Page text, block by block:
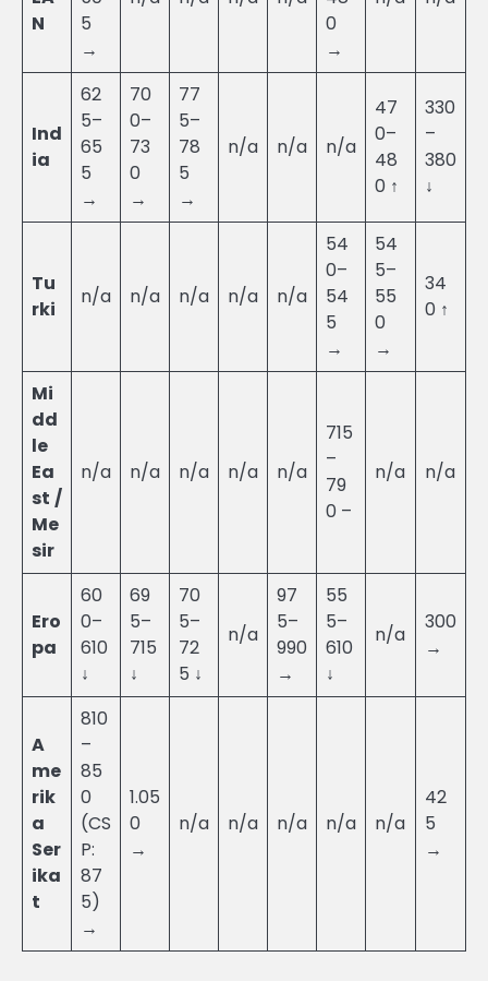
N
5
→
0
→
Ind
ia
62
5–
65
5
→
70
0–
73
0
→
77
5–
78
5
→
n/a n/a n/a
47
0–
48
0 ↑
330
–
380
↓
Tu
rki
n/a n/a n/a n/a n/a
54
0–
54
5
→
54
5–
55
0
→
34
0 ↑
Mi
dd
le
Ea
st /
Me
sir
n/a n/a n/a n/a n/a
715
–
79
0 –
n/a n/a
Ero
pa
60
0–
610
↓
69
5–
715
↓
70
5–
72
5 ↓
n/a
97
5–
990
→
55
5–
610
↓
n/a
300
→
A
me
rik
a
Ser
ika
t
810
–
85
0
(CS
P:
87
5)
→
1.05
0
→
n/a n/a n/a n/a n/a
42
5
→